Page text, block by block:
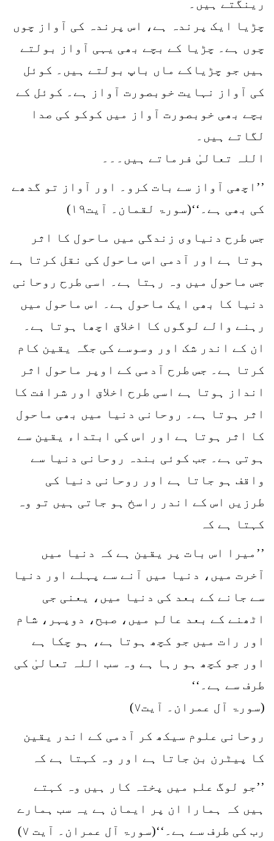
رینگتے ہیں۔
چڑیا ایک پرندہ ہے، اس پرندہ کی آواز چوں
چوں ہے۔ چڑیا کے بچے بھی یہی آواز بولتے
ہیں جو چڑیاکے ماں باپ بولتے ہیں۔ کوئل
کی آواز نہایت خوبصورت آواز ہے۔ کوئل کے
بچے بھی خوبصورت آواز میں کوکو کی صدا
لگاتے ہیں۔
اللہ تعالیٰ فرماتے ہیں۔۔۔
’’اچھی آواز سے بات کرو۔ اور آواز تو گدھے
کی بھی ہے۔‘‘(سورۃ لقمان۔ آیت۱۹)
جس طرح دنیاوی زندگی میں ماحول کا اثر
ہوتا ہے اور آدمی اس ماحول کی نقل کرتا ہے
جس ماحول میں وہ رہتا ہے۔ اسی طرح روحانی
دنیا کا بھی ایک ماحول ہے۔ اس ماحول میں
رہنے والے لوگوں کا اخلاق اچھا ہوتا ہے۔
ان کے اندر شک اور وسوسے کی جگہ یقین کام
کرتا ہے۔ جس طرح آدمی کے اوپر ماحول اثر
انداز ہوتا ہے اسی طرح اخلاق اور شرافت کا
اثر ہوتا ہے۔ روحانی دنیا میں بھی ماحول
کا اثر ہوتا ہے اور اس کی ابتداء یقین سے
ہوتی ہے۔ جب کوئی بندہ روحانی دنیا سے
واقف ہو جاتا ہے اور روحانی دنیا کی
طرزیں اس کے اندر راسخ ہو جاتی ہیں تو وہ
کہتا ہے کہ
’’میرا اس بات پر یقین ہے کہ دنیا میں
آخرت میں، دنیا میں آنے سے پہلے اور دنیا
سے جانے کے بعد کی دنیا میں، یعنی جی
اٹھنے کے بعد عالم میں، صبح، دوپہر، شام
اور رات میں جو کچھ ہوتا ہے، ہو چکا ہے
اور جو کچھ ہو رہا ہے وہ سب اللہ تعالیٰ کی
طرف سے ہے۔‘‘
(سورۃ آل عمران۔ آیت۷)
روحانی علوم سیکھ کر آدمی کے اندر یقین
کا پیٹرن بن جاتا ہے اور وہ کہتا ہے کہ
’’جو لوگ علم میں پختہ کار ہیں وہ کہتے
ہیں کہ ہمارا ان پر ایمان ہے یہ سب ہمارے
رب کی طرف سے ہے۔‘‘(سورۃ آل عمران۔ آیت ۷)